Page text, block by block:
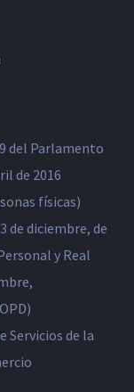
del Parlamento
de 2016
físicas)
de diciembre, de
y Real
Servicios de la